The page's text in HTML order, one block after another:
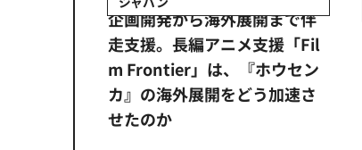
企画開発から海外展開まで伴
走支援。長編アニメ支援「Fil
m Frontier」は、『ホウセン
カ』の海外展開をどう加速さ
せたのか